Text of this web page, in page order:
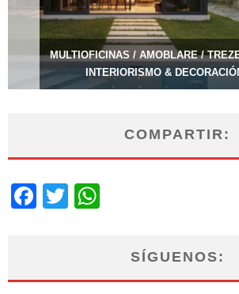
MULTIOFICINAS / AMOBLARE /
INTERIORISMO &
COMPARTIR:
Facebook
Twitter
SÍGUENOS: